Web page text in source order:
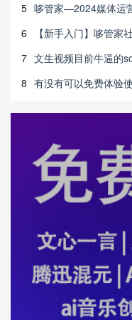
5 哆管家—2024媒体运
6
【新手入门】哆管家
7 文生视频目前牛逼的
8 有没有可以免费体验